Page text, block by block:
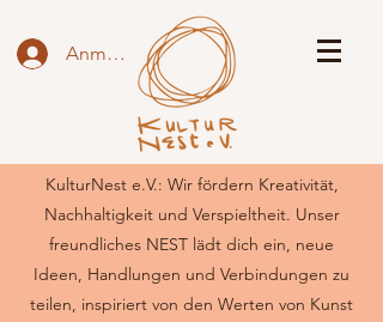
Anmelden
KulturNest e.V.: Wir fördern Kreativität,
Nachhaltigkeit und Verspieltheit. Unser
freundliches NEST lädt dich ein, neue
Ideen, Handlungen und Verbindungen zu
teilen, inspiriert von den Werten von Kunst